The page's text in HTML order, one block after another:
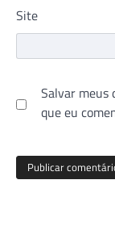
Site
Salvar meus
que eu